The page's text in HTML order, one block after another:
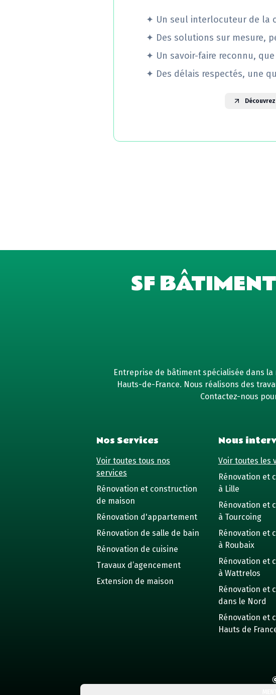
✦ Un seul interlocuteur de la
✦ Des solutions sur mesure,
✦ Un savoir-faire reconnu,
✦ Des délais respectés, une
SF
Entreprise de bâtiment spécialisée dans
Hauts-de-France. Nous réalisons des
Contactez-nous
Nos Services
Voir toutes tous nos
services
Rénovation et construction
de maison
Rénovation d'appartement
Rénovation de salle de bain
Rénovation de cuisine
Travaux d’agencement
Extension de maison
Nous
Voir toutes les
Rénovation et
à Lille
Rénovation et
à Tourcoing
Rénovation et
à Roubaix
Rénovation et
à Wattrelos
Rénovation et
dans le Nord
Rénovation et
Hauts de